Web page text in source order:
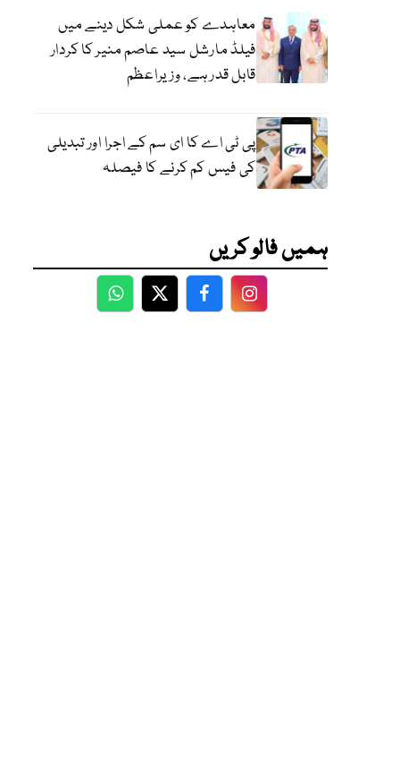
معاہدے کو عملی شکل دینے میں
فیلڈ مارشل سید عاصم منیر کا کردار
قابل قدر ہے، وزیراعظم
پی ٹی اے کا ای سم کے اجرا اور تبدیلی
کی فیس کم کرنے کا فیصلہ
ہمیں فالو کریں
WhatsApp
TwitterFacebookFacebook